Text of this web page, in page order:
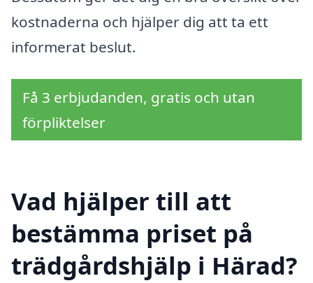
kostnaderna och hjälper dig att ta ett
informerat beslut.
Få 3 erbjudanden, gratis och utan
förpliktelser
Vad hjälper till att
bestämma priset på
trädgårdshjälp i Härad?